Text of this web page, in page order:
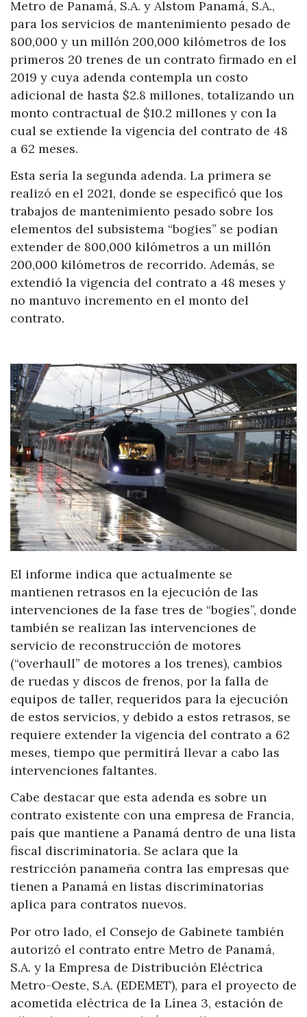
Metro de Panamá, S.A. y Alstom Panamá, S.A.,
para los servicios de mantenimiento pesado de
800,000 y un millón 200,000 kilómetros de los
primeros 20 trenes de un contrato firmado en el
2019 y cuya adenda contempla un costo
adicional de hasta $2.8 millones, totalizando un
monto contractual de $10.2 millones y con la
cual se extiende la vigencia del contrato de 48
a 62 meses.
Esta sería la segunda adenda. La primera se
realizó en el 2021, donde se especificó que los
trabajos de mantenimiento pesado sobre los
elementos del subsistema “bogies” se podían
extender de 800,000 kilómetros a un millón
200,000 kilómetros de recorrido. Además, se
extendió la vigencia del contrato a 48 meses y
no mantuvo incremento en el monto del
contrato.
El informe indica que actualmente se
mantienen retrasos en la ejecución de las
intervenciones de la fase tres de “bogies”, donde
también se realizan las intervenciones de
servicio de reconstrucción de motores
(“overhaull” de motores a los trenes), cambios
de ruedas y discos de frenos, por la falla de
equipos de taller, requeridos para la ejecución
de estos servicios, y debido a estos retrasos, se
requiere extender la vigencia del contrato a 62
meses, tiempo que permitirá llevar a cabo las
intervenciones faltantes.
Cabe destacar que esta adenda es sobre un
contrato existente con una empresa de Francia,
país que mantiene a Panamá dentro de una lista
fiscal discriminatoria. Se aclara que la
restricción panameña contra las empresas que
tienen a Panamá en listas discriminatorias
aplica para contratos nuevos.
Por otro lado, el Consejo de Gabinete también
autorizó el contrato entre Metro de Panamá,
S.A. y la Empresa de Distribución Eléctrica
Metro-Oeste, S.A. (EDEMET), para el proyecto de
acometida eléctrica de la Línea 3, estación de